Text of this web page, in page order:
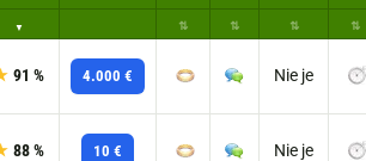
91 % 4.000 € Nie je
88 % 10 € Nie je